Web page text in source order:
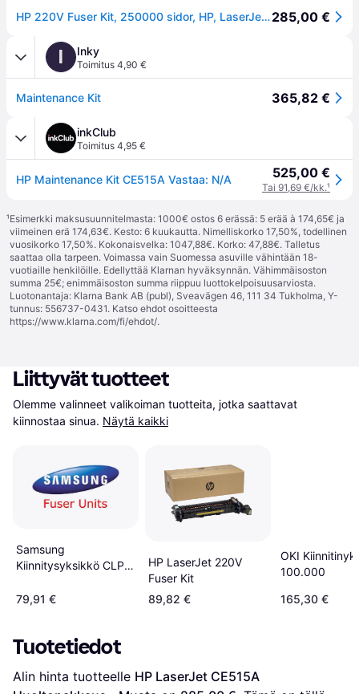
HP 220V Fuser Kit, 250000 sidor, HP, LaserJet Managed MFP E72525, E72530, E72535, 15 - 25 ° C, -20 - 40 ° C, 10 - 90%285,00 €
I Inky
Toimitus 4,90 €
Maintenance Kit 365,82 €
inkClub
Toimitus 4,95 €
HP Maintenance Kit CE515A Vastaa: N/A 525,00 €
Tai 91,69 €/kk.¹
¹Esimerkki maksusuunnitelmasta: 1000€ ostos 6 erässä: 5 erää à 174,65€ ja
viimeinen erä 174,63€. Kesto: 6 kuukautta. Nimelliskorko 17,50%, todellinen
vuosikorko 17,50%. Kokonaisvelka: 1047,88€. Korko: 47,88€. Talletus
saattaa olla tarpeen. Voimassa vain Suomessa asuville vähintään 18-
vuotiaille henkilöille. Edellyttää Klarnan hyväksynnän. Vähimmäisoston
summa 25€; enimmäisoston summa riippuu luottokelpoisuusarviosta.
Luotonantaja: Klarna Bank AB (publ), Sveavägen 46, 111 34 Tukholma, Y-
tunnus: 556737-0431. Katso ehdot osoitteesta
https://www.klarna.com/fi/ehdot/.
Liittyvät tuotteet
Olemme valinneet valikoiman tuotteita, jotka saattavat
kiinnostaa sinua. Näytä kaikki
Samsung
Kiinnitysyksikkö CLP-
79,91 €
HP LaserJet 220V
Fuser Kit
89,82 €
OKI
100.000
165,30 €
Tuotetiedot
Alin hinta tuotteelle HP LaserJet CE515A